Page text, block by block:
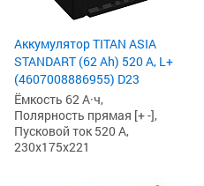
Аккумулятор TITAN ASIA
STANDART (62 Ah) 520 А, L+
(4607008886955) D23
Ёмкость 62 А·ч,
Полярность прямая [+ -],
Пусковой ток 520 А,
230x175x221